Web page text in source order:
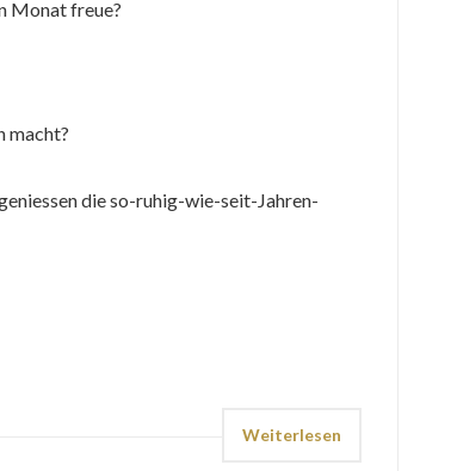
Monat freue?
macht?
die so-ruhig-wie-seit-Jahren-
Weiterlesen